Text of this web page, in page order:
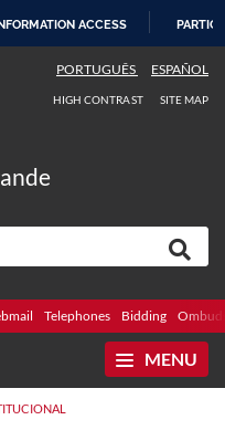
ACCESS
PORTUGUÊS ESPAÑOL
HIGH CONTRAST SITE MAP
Telephones Bidding
MENU